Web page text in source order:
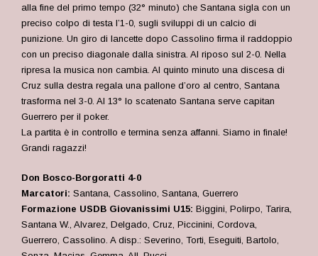
alla fine del primo tempo (32° minuto) che Santana sigla con un
preciso colpo di testa l’1-0, sugli sviluppi di un calcio di
punizione. Un giro di lancette dopo Cassolino firma il raddoppio
con un preciso diagonale dalla sinistra. Al riposo sul 2-0. Nella
ripresa la musica non cambia. Al quinto minuto una discesa di
Cruz sulla destra regala una pallone d’oro al centro, Santana
trasforma nel 3-0. Al 13° lo scatenato Santana serve capitan
Guerrero per il poker.
La partita è in controllo e termina senza affanni. Siamo in finale!
Grandi ragazzi!
Don Bosco-Borgoratti 4-0
Marcatori: Santana, Cassolino, Santana, Guerrero
Formazione USDB Giovanissimi U15: Biggini, Polirpo, Tarira,
Santana W., Alvarez, Delgado, Cruz, Piccinini, Cordova,
Guerrero, Cassolino. A disp.: Severino, Torti, Eseguiti, Bartolo,